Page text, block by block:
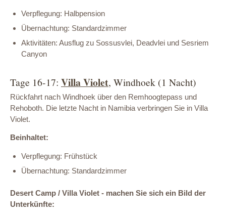
Verpflegung: Halbpension
Übernachtung: Standardzimmer
Aktivitäten: Ausflug zu Sossusvlei, Deadvlei und Sesriem
Canyon
Tage 16-17: Villa Violet, Windhoek (1 Nacht)
Rückfahrt nach Windhoek über den Remhoogtepass und
Rehoboth. Die letzte Nacht in Namibia verbringen Sie in Villa
Violet.
Beinhaltet:
Verpflegung: Frühstück
Übernachtung: Standardzimmer
Desert Camp / Villa Violet - machen Sie sich ein Bild der
Unterkünfte: